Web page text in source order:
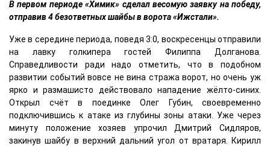
В первом периоде «Химик» сделал весомую заявку на победу,
отправив 4 безответных шайбы в ворота «Ижстали».
Уже в середине периода, поведя 3:0, воскресенцы отправили
на лавку голкипера гостей Филиппа Долганова.
Справедливости ради надо отметить, что в подобном
развитии событий вовсе не вина стража ворот, но очень уж
ярко и размашисто действовало нападение жёлто-синих.
Открыл счёт в поединке Олег Губин, своевременно
подключившись к атаке из глубины зоны атаки. Уже через
минуту положение хозяев упрочил Дмитрий Сидляров,
закинув шайбу в верхний дальний угол от вратаря. Кирилл